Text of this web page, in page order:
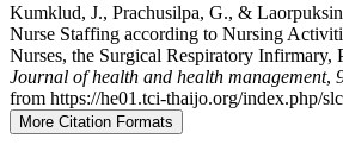
Kumklud, J., Prachusilpa, G., &
Nurse Staffing according to Nursing
Nurses, the Surgical Respiratory Infirmary,
Journal of health and health management,
from https://he01.tci-thaijo.org/index.php/
More Citation Formats